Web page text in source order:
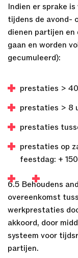
Indien er sprake
tijdens de avond-
dienen partijen
gaan en worden
gecumuleerd):
prestaties >
prestaties > 8
prestaties
prestaties op
feestdag: +
6.5 Behoudens
overeenkomst
werkprestaties
akkoord, door
systeem voor
partijen.